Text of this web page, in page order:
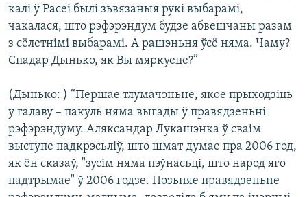
калі ў Расеі былі зьвязаныя рукі выбарамі,
чакалася, што рэфэрэндум будзе абвешчаны разам
з сёлетнімі выбарамі. А рашэньня ўсё няма. Чаму?
Спадар Дынько, як Вы мяркуеце?”
(Дынько: ) “Першае тлумачэньне, якое прыходзіць
у галаву – пакуль няма выгады ў правядзеньні
рэфэрэндуму. Аляксандар Лукашэнка ў сваім
выступе падкрэсьліў, што шмат думае пра 2006 год,
як ён сказаў, "зусім няма пэўнасьці, што народ яго
падтрымае" ў 2006 годзе. Позьняе правядзеньне